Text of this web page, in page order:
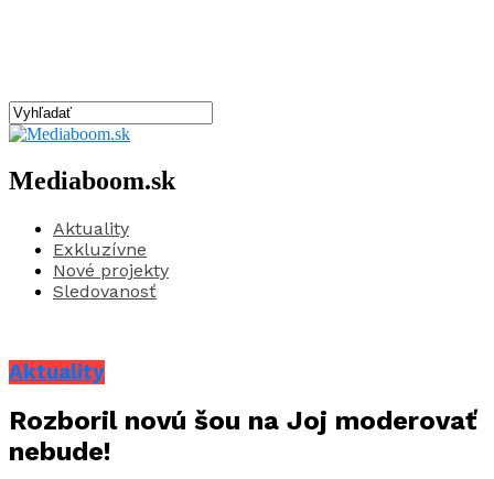
Mediaboom.sk
Aktuality
Exkluzívne
Nové projekty
Sledovanosť
Aktuality
Rozboril novú šou na Joj moderovať
nebude!